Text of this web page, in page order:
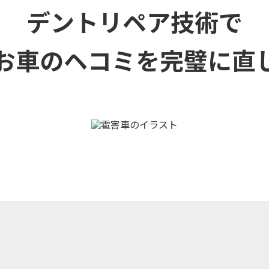
デントリペア技術で
車のヘコミを完璧に直